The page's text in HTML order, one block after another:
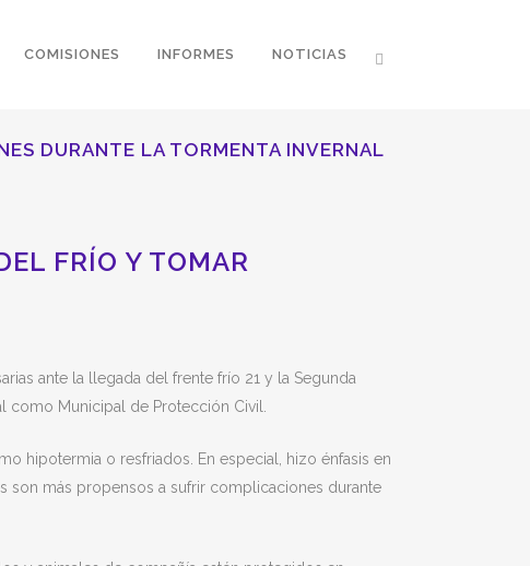
COMISIONES INFORMES NOTICIAS
DURANTE LA TORMENTA INVERNAL
FRÍO Y TOMAR
ante la llegada del frente frío 21 y la Segunda
Municipal de Protección Civil.
hipotermia o resfriados. En especial, hizo énfasis en
son más propensos a sufrir complicaciones durante